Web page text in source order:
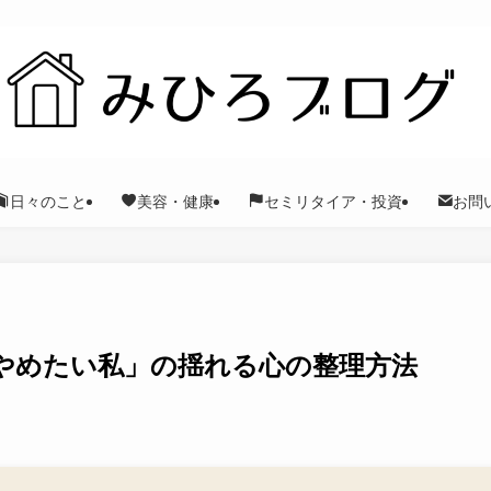
日々のこと 美容・健康 セミリタイア・投資 お問
めたい私」の揺れる心の整理方法